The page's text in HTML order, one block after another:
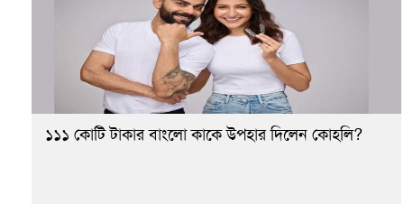
১১১ কোটি টাকার বাংলো কাকে উপহার দিলেন কোহলি?